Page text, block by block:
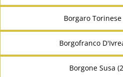
Borgaro
Borgofranco
Borgone Susa